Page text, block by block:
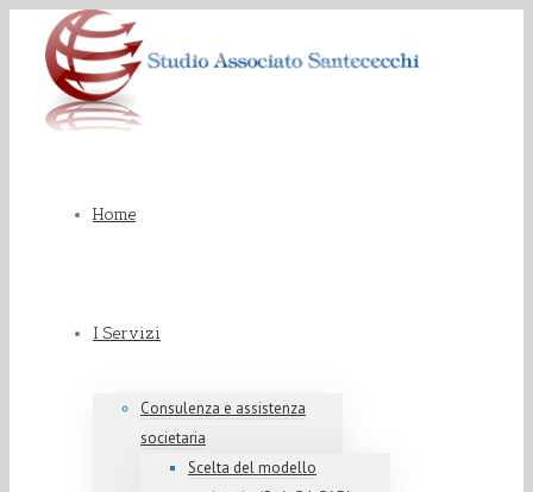
Home
I Servizi
Consulenza e assistenza
societaria
Scelta del modello